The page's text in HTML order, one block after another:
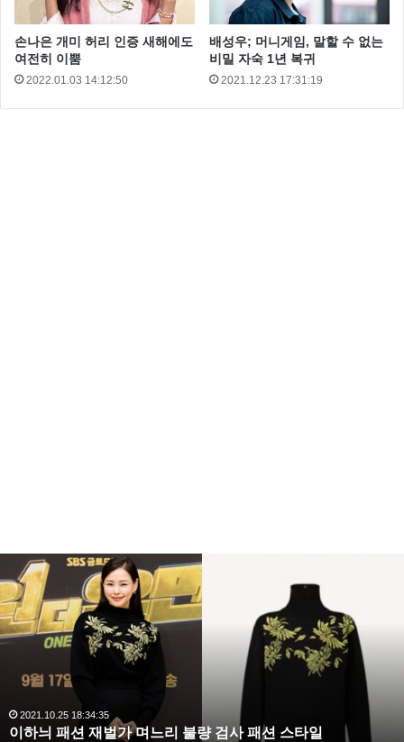
플라워 버튼 디테일 돌먼 원피스 – 더아이잗컬렉션
Story 숄더백 – 알렉산더맥퀸
손나은 개미 허리 인증 새해에도
여전히 이뿜
2022.01.03 14:12:50
배성우; 머니게임, 말할 수 없는
비밀 자숙 1년 복귀
2021.12.23 17:31:19
수
해
라
김
완
벽
2020.10.03 10:59:30
복수해라 김사랑, 완벽한 S라인 몸매 시선 압도